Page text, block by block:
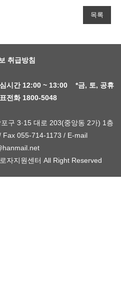
목록
취급방침
시간 12:00 ~ 13:00 *금, 토, 공휴
전화 1800-5048
구 3·15 대로 203(중앙동 2가) 1층
Fax 055-714-1173 / E-mail
자지원센터 All Right Reserved